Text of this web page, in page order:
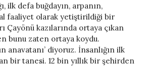
ilk defa buğdayın, arpanın,
faaliyet olarak yetiştirildiği bir
Çayönü kazılarında ortaya çıkan
bunu zaten ortaya koydu.
anavatanı’ diyoruz. İnsanlığın ilk
bir tanesi. 12 bin yıllık bir şehirden